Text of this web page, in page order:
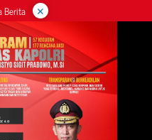
Berita ×